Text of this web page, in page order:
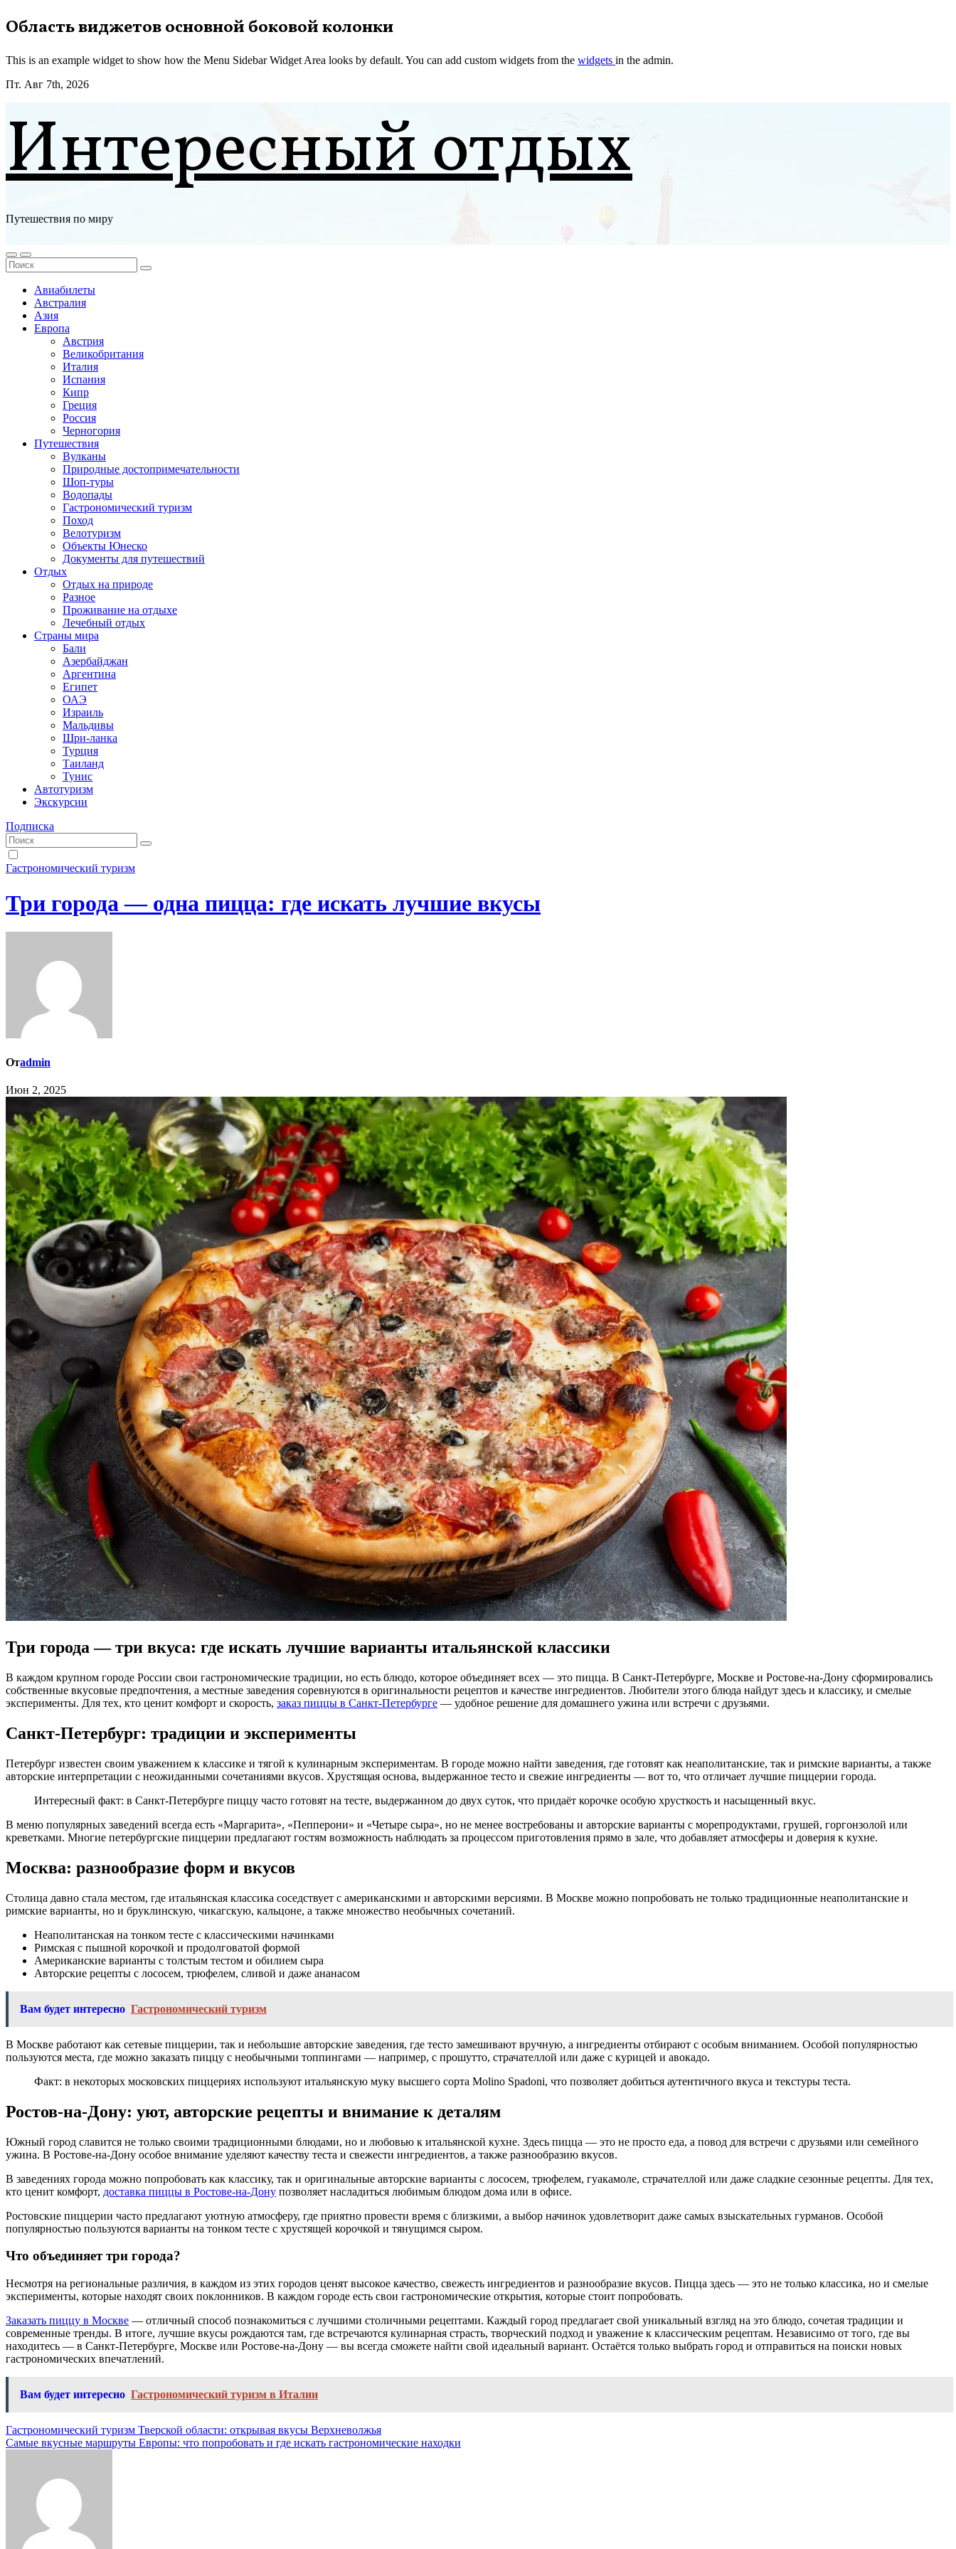
Перейти
к
Область виджетов основной боковой колонки
This is an example widget to show how the Menu Sidebar Widget Area looks by default. You can add custom widgets from the widgets in the admin.
Пт. Авг 7th, 2026
Интересный отдых
Путешествия по миру
Авиабилеты
Австралия
Азия
Европа
Австрия
Великобритания
Италия
Испания
Кипр
Греция
Россия
Черногория
Путешествия
Вулканы
Природные достопримечательности
Шоп-туры
Водопады
Гастрономический туризм
Поход
Велотуризм
Объекты Юнеско
Документы для путешествий
Отдых
Отдых на природе
Разное
Проживание на отдыхе
Лечебный отдых
Страны мира
Бали
Азербайджан
Аргентина
Египет
ОАЭ
Израиль
Мальдивы
Шри-ланка
Турция
Таиланд
Тунис
Автотуризм
Экскурсии
Подписка
Гастрономический туризм
Три города — одна пицца: где искать лучшие вкусы
Отadmin
Июн 2, 2025
Три города — три вкуса: где искать лучшие варианты итальянской классики
В каждом крупном городе России свои гастрономические традиции, но есть блюдо, которое объединяет всех — это пицца. В Санкт-Петербурге, Москве и Ростове-на-Дону сформировались
собственные вкусовые предпочтения, а местные заведения соревнуются в оригинальности рецептов и качестве ингредиентов. Любители этого блюда найдут здесь и классику, и смелые
эксперименты. Для тех, кто ценит комфорт и скорость, заказ пиццы в Санкт-Петербурге — удобное решение для домашнего ужина или встречи с друзьями.
Санкт-Петербург: традиции и эксперименты
Петербург известен своим уважением к классике и тягой к кулинарным экспериментам. В городе можно найти заведения, где готовят как неаполитанские, так и римские варианты, а также
авторские интерпретации с неожиданными сочетаниями вкусов. Хрустящая основа, выдержанное тесто и свежие ингредиенты — вот то, что отличает лучшие пиццерии города.
Интересный факт: в Санкт-Петербурге пиццу часто готовят на тесте, выдержанном до двух суток, что придаёт корочке особую хрусткость и насыщенный вкус.
В меню популярных заведений всегда есть «Маргарита», «Пепперони» и «Четыре сыра», но не менее востребованы и авторские варианты с морепродуктами, грушей, горгонзолой или
креветками. Многие петербургские пиццерии предлагают гостям возможность наблюдать за процессом приготовления прямо в зале, что добавляет атмосферы и доверия к кухне.
Москва: разнообразие форм и вкусов
Столица давно стала местом, где итальянская классика соседствует с американскими и авторскими версиями. В Москве можно попробовать не только традиционные неаполитанские и
римские варианты, но и бруклинскую, чикагскую, кальцоне, а также множество необычных сочетаний.
Неаполитанская на тонком тесте с классическими начинками
Римская с пышной корочкой и продолговатой формой
Американские варианты с толстым тестом и обилием сыра
Авторские рецепты с лососем, трюфелем, сливой и даже ананасом
Вам будет интересно Гастрономический туризм
В Москве работают как сетевые пиццерии, так и небольшие авторские заведения, где тесто замешивают вручную, а ингредиенты отбирают с особым вниманием. Особой популярностью
пользуются места, где можно заказать пиццу с необычными топпингами — например, с прошутто, страчателлой или даже с курицей и авокадо.
Факт: в некоторых московских пиццериях используют итальянскую муку высшего сорта Molino Spadoni, что позволяет добиться аутентичного вкуса и текстуры теста.
Ростов-на-Дону: уют, авторские рецепты и внимание к деталям
Южный город славится не только своими традиционными блюдами, но и любовью к итальянской кухне. Здесь пицца — это не просто еда, а повод для встречи с друзьями или семейного
ужина. В Ростове-на-Дону особое внимание уделяют качеству теста и свежести ингредиентов, а также разнообразию вкусов.
В заведениях города можно попробовать как классику, так и оригинальные авторские варианты с лососем, трюфелем, гуакамоле, страчателлой или даже сладкие сезонные рецепты. Для тех,
кто ценит комфорт, доставка пиццы в Ростове-на-Дону позволяет насладиться любимым блюдом дома или в офисе.
Ростовские пиццерии часто предлагают уютную атмосферу, где приятно провести время с близкими, а выбор начинок удовлетворит даже самых взыскательных гурманов. Особой
популярностью пользуются варианты на тонком тесте с хрустящей корочкой и тянущимся сыром.
Что объединяет три города?
Несмотря на региональные различия, в каждом из этих городов ценят высокое качество, свежесть ингредиентов и разнообразие вкусов. Пицца здесь — это не только классика, но и смелые
эксперименты, которые находят своих поклонников. В каждом городе есть свои гастрономические открытия, которые стоит попробовать.
Заказать пиццу в Москве — отличный способ познакомиться с лучшими столичными рецептами. Каждый город предлагает свой уникальный взгляд на это блюдо, сочетая традиции и
современные тренды. В итоге, лучшие вкусы рождаются там, где встречаются кулинарная страсть, творческий подход и уважение к классическим рецептам. Независимо от того, где вы
находитесь — в Санкт-Петербурге, Москве или Ростове-на-Дону — вы всегда сможете найти свой идеальный вариант. Остаётся только выбрать город и отправиться на поиски новых
гастрономических впечатлений.
Вам будет интересно Гастрономический туризм в Италии
Навигация
по
Гастрономический туризм Тверской области: открывая вкусы Верхневолжья
Самые вкусные маршруты Европы: что попробовать и где искать гастрономические находки